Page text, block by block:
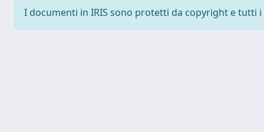
I documenti in IRIS sono protetti da copyright e tutti